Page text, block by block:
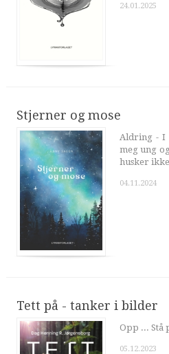
24.01.2025
Stjerner og mose
Aldring - I
meg ung
husker
04.11.2024
Tett på - tanker i bilder
Opp ... Stå
05.12.2023